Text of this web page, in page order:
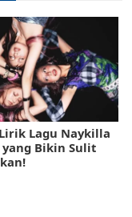
Lagu Naykilla
yang Bikin Sulit